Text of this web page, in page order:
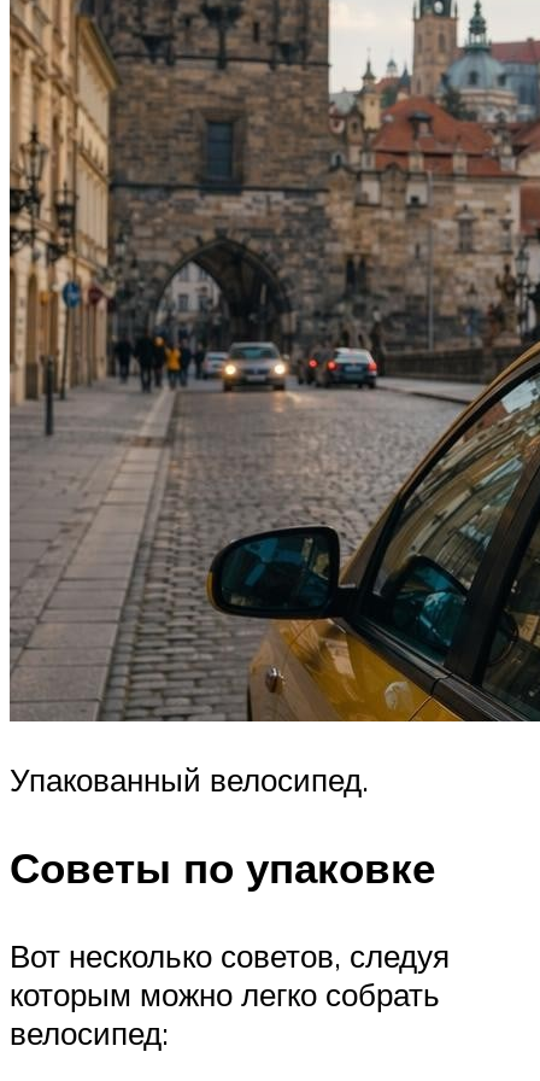
Упакованный велосипед.
Советы по упаковке
Вот несколько советов, следуя
которым можно легко собрать
велосипед: